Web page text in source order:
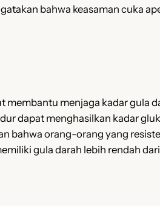
bahwa keasaman cuka
menjaga kadar gula
dapat menghasilkan kadar
bahwa orang-orang yang
gula darah lebih rendah